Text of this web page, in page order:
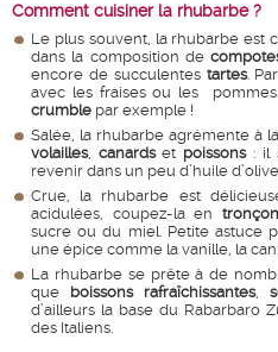
Comment cuisiner la rhubarbe ?
Le plus souvent, la rhubarbe est
dans la composition de
encore de succulentes tartes.
avec les fraises ou les
crumble par exemple !
Salée, la rhubarbe agrémente à
volailles, canardset poissons: il
revenir dans un peu d’huile
Crue, la rhubarbe est
acidulées, coupez-la en
sucre ou du miel. Petite astuce
une épice comme la vanille, la
La rhubarbe se prête à de
que boissons rafraîchissantes,
d’ailleurs la base du Rabarbaro
des Italiens.